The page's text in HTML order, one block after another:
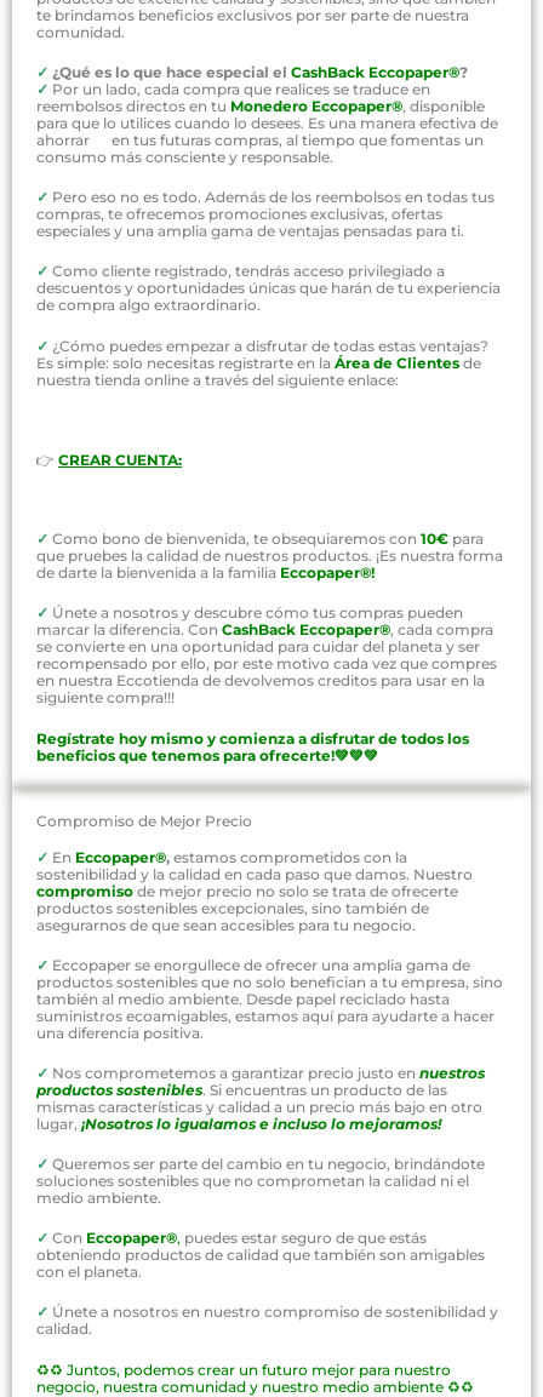
te brindamos beneficios exclusivos por ser parte de nuestra
comunidad.
✓ ¿Qué es lo que hace especial el CashBack Eccopaper®?
✓ Por un lado, cada compra que realices se traduce en
reembolsos directos en tu Monedero Eccopaper®, disponible
para que lo utilices cuando lo desees. Es una manera efectiva de
ahorrar en tus futuras compras, al tiempo que fomentas un
consumo más consciente y responsable.
✓ Pero eso no es todo. Además de los reembolsos en todas tus
compras, te ofrecemos promociones exclusivas, ofertas
especiales y una amplia gama de ventajas pensadas para ti.
✓ Como cliente registrado, tendrás acceso privilegiado a
descuentos y oportunidades únicas que harán de tu experiencia
de compra algo extraordinario.
✓ ¿Cómo puedes empezar a disfrutar de todas estas ventajas?
Es simple: solo necesitas registrarte en la Área de Clientes de
nuestra tienda online a través del siguiente enlace:
👉 CREAR CUENTA:
✓ Como bono de bienvenida, te obsequiaremos con 10€ para
que pruebes la calidad de nuestros productos. ¡Es nuestra forma
de darte la bienvenida a la familia Eccopaper®!
✓ Únete a nosotros y descubre cómo tus compras pueden
marcar la diferencia. Con CashBack Eccopaper®, cada compra
se convierte en una oportunidad para cuidar del planeta y ser
recompensado por ello, por este motivo cada vez que compres
en nuestra Eccotienda de devolvemos creditos para usar en la
siguiente compra!!!
Regístrate hoy mismo y comienza a disfrutar de todos los
beneficios que tenemos para ofrecerte!💚💚💚
Compromiso de Mejor Precio
✓ En Eccopaper®, estamos comprometidos con la
sostenibilidad y la calidad en cada paso que damos. Nuestro
compromiso de mejor precio no solo se trata de ofrecerte
productos sostenibles excepcionales, sino también de
asegurarnos de que sean accesibles para tu negocio.
✓ Eccopaper se enorgullece de ofrecer una amplia gama de
productos sostenibles que no solo benefician a tu empresa, sino
también al medio ambiente. Desde papel reciclado hasta
suministros ecoamigables, estamos aquí para ayudarte a hacer
una diferencia positiva.
✓ Nos comprometemos a garantizar precio justo en nuestros
productos sostenibles. Si encuentras un producto de las
mismas características y calidad a un precio más bajo en otro
lugar, ¡Nosotros lo igualamos e incluso lo mejoramos!
✓ Queremos ser parte del cambio en tu negocio, brindándote
soluciones sostenibles que no comprometan la calidad ni el
medio ambiente.
✓ Con Eccopaper®, puedes estar seguro de que estás
obteniendo productos de calidad que también son amigables
con el planeta.
✓ Únete a nosotros en nuestro compromiso de sostenibilidad y
calidad.
♻️♻️ Juntos, podemos crear un futuro mejor para nuestro
negocio, nuestra comunidad y nuestro medio ambiente ♻️♻️